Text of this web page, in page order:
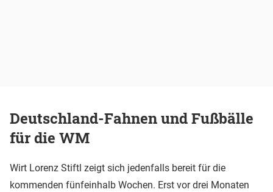
Deutschland-Fahnen und Fußbälle
für die WM
Wirt Lorenz Stiftl zeigt sich jedenfalls bereit für die
kommenden fünfeinhalb Wochen. Erst vor drei Monaten